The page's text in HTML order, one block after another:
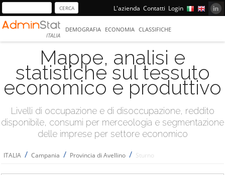
L'azienda Contatti Login
ITALIA
DEMOGRAFIA ECONOMIA CLASSIFICHE
Mappe, analisi e
statistiche sul tessuto
economico e produttivo
Livelli di occupazione e di disoccupazione, reddito
disponibile, consumi per merceologia e segmentazione
delle imprese per settore economico
ITALIA / Campania / Provincia di Avellino / Sturno